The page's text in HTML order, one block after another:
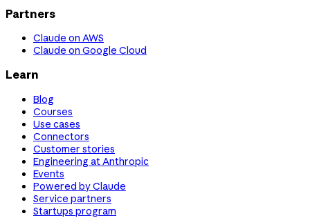
Partners
Claude on AWS
Claude on Google Cloud
Learn
Blog
Courses
Use cases
Connectors
Customer stories
Engineering at Anthropic
Events
Powered by Claude
Service partners
Startups program